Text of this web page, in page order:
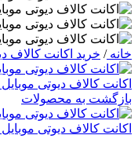
خانه/ خرید اکانت کالاف
اکانت کالاف دیوتی موبایل کد
بازگشت به محصولات
اکانت کالاف دیوتی موبایل کد